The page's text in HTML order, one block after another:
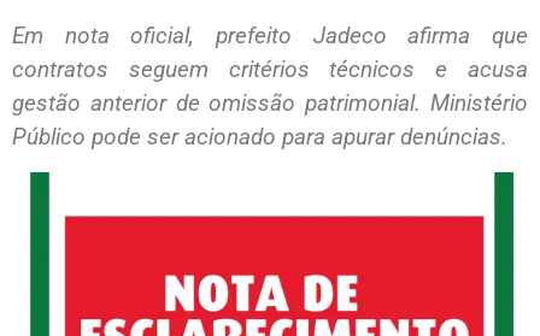
Em nota oficial, prefeito Jadeco afirma que
contratos seguem critérios técnicos e acusa
gestão anterior de omissão patrimonial. Ministério
Público pode ser acionado para apurar denúncias.